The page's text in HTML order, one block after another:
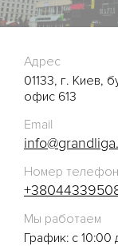
Адрес
01133, г. Киев,
офис 613
Email
Номер
Мы работаем
График: с 10:00